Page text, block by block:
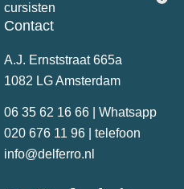
cursisten
Contact
A.J. Ernststraat 665a
1082 LG Amsterdam
06 35 62 16 66 | Whatsapp
020 676 11 96 | telefoon
info@delferro.nl